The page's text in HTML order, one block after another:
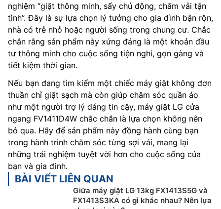
nghiệm “giặt thông minh, sấy chủ động, chăm vải tận
tình”. Đây là sự lựa chọn lý tưởng cho gia đình bận rộn,
nhà có trẻ nhỏ hoặc người sống trong chung cư. Chắc
chắn rằng sản phẩm này xứng đáng là một khoản đầu
tư thông minh cho cuộc sống tiện nghi, gọn gàng và
tiết kiệm thời gian.
Nếu bạn đang tìm kiếm một chiếc máy giặt không đơn
thuần chỉ giặt sạch mà còn giúp chăm sóc quần áo
như một người trợ lý đáng tin cậy, máy giặt LG cửa
ngang FV1411D4W chắc chắn là lựa chọn không nên
bỏ qua. Hãy để sản phẩm này đồng hành cùng bạn
trong hành trình chăm sóc từng sợi vải, mang lại
những trải nghiệm tuyệt vời hơn cho cuộc sống của
bạn và gia đình.
BÀI VIẾT LIÊN QUAN
Giữa máy giặt LG 13kg FX1413S5G và
FX1413S3KA có gì khác nhau? Nên lựa